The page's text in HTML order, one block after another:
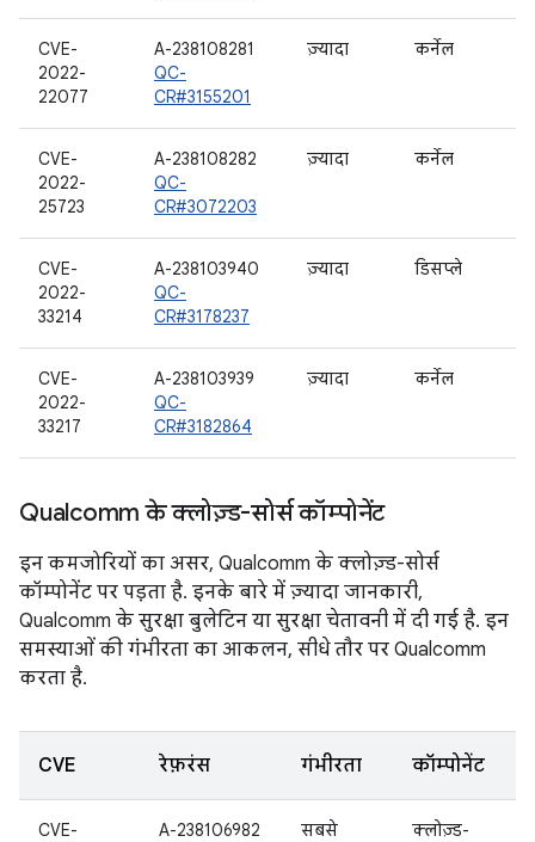
CVE-
2022-
22077
A-238108281
QC-
CR#3155201
ज़्यादा कर्नेल
CVE-
2022-
25723
A-238108282
QC-
CR#3072203
ज़्यादा कर्नेल
CVE-
2022-
33214
A-238103940
QC-
CR#3178237
ज़्यादा डिसप्ले
CVE-
2022-
33217
A-238103939
QC-
CR#3182864
ज़्यादा कर्नेल
Qualcomm के क्लोज़्ड-सोर्स कॉम्पोनेंट
इन कमजोरियों का असर, Qualcomm के क्लोज़्ड-सोर्स
कॉम्पोनेंट पर पड़ता है. इनके बारे में ज़्यादा जानकारी,
Qualcomm के सुरक्षा बुलेटिन या सुरक्षा चेतावनी में दी गई है. इन
समस्याओं की गंभीरता का आकलन, सीधे तौर पर Qualcomm
करता है.
CVE रेफ़रंस गंभीरता कॉम्पोनेंट
CVE-
A-238106982
सबसे
क्लोज़्ड-